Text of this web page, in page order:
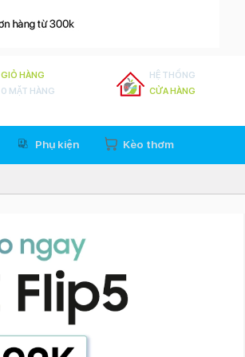
GIỎ HÀNG
0 MẶT HÀNG
HỆ THỐNG
CỬA HÀNG
Phụ kiện Kèo thơm